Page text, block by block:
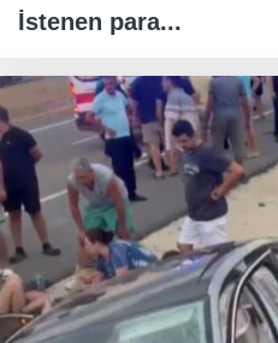
İstenen para...